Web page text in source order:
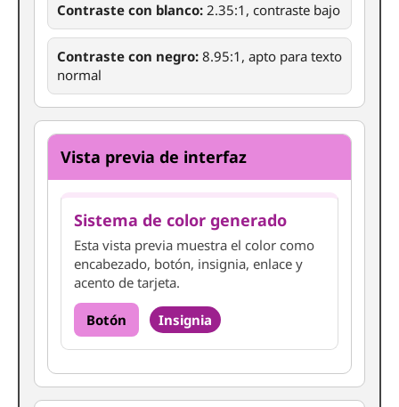
Contraste con blanco: 2.35:1, contraste bajo
Contraste con negro: 8.95:1, apto para texto
normal
Vista previa de interfaz
Sistema de color generado
Esta vista previa muestra el color como
encabezado, botón, insignia, enlace y
acento de tarjeta.
Botón Insignia